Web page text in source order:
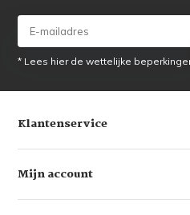
* Lees hier de wettelijke
Klantenservice
Mijn account